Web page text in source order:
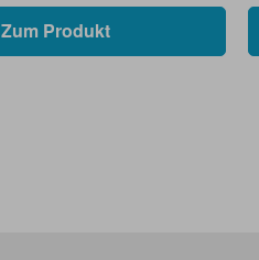
Zum Produkt